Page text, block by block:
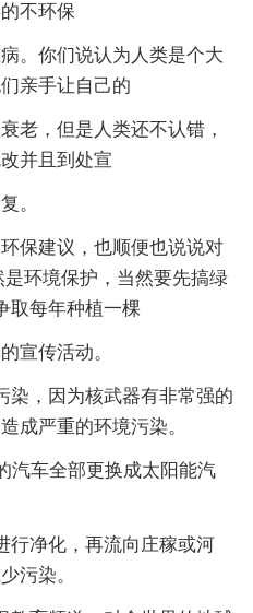
不环保
。你们说认为人类是个大
亲手让自己的
老，但是人类还不认错，
并且到处宣
。
保建议，也顺便也说说对
环境保护，当然要先搞绿
取每年种植一棵
宣传活动。
染，因为核武器有非常强的
成严重的环境污染。
汽车全部更换成太阳能汽
行净化，再流向庄稼或河
污染。